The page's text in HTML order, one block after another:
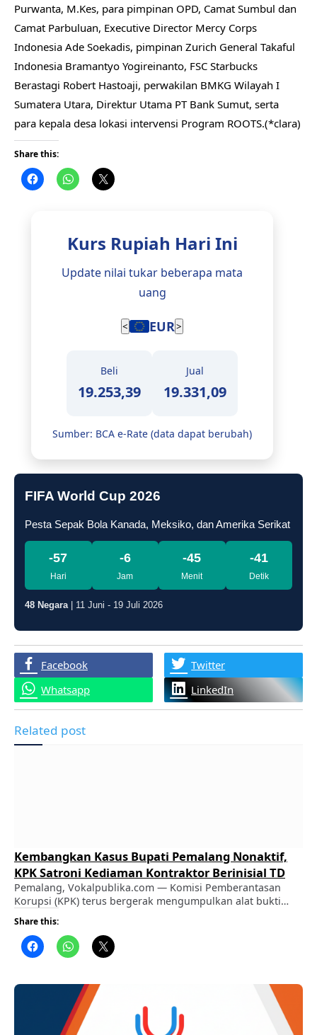
Purwanta, M.Kes, para pimpinan OPD, Camat Sumbul dan
Camat Parbuluan, Executive Director Mercy Corps
Indonesia Ade Soekadis, pimpinan Zurich General Takaful
Indonesia Bramantyo Yogireinanto, FSC Starbucks
Berastagi Robert Hastoaji, perwakilan BMKG Wilayah I
Sumatera Utara, Direktur Utama PT Bank Sumut, serta
para kepala desa lokasi intervensi Program ROOTS.(*clara)
Share this:
Kurs Rupiah Hari Ini
Update nilai tukar beberapa mata
uang
< EUR>
Beli
19.253,39
Jual
19.331,09
Sumber: BCA e-Rate (data dapat berubah)
FIFA World Cup 2026
Pesta Sepak Bola Kanada, Meksiko, dan Amerika Serikat
-57
Hari
-6
Jam
-45
Menit
-42
Detik
48 Negara| 11 Juni - 19 Juli 2026
Facebook
Twitter
Whatsapp
LinkedIn
Related post
Kembangkan Kasus Bupati Pemalang Nonaktif,
KPK Satroni Kediaman Kontraktor Berinisial TD
Pemalang, Vokalpublika.com — Komisi Pemberantasan
Korupsi (KPK) terus bergerak mengumpulkan alat bukti
tambahan pasca-operasi tangkap tangan (OTT) yang
melibatkan Bupati Pemalang nonaktif, Anom Widiyantoro.
ADVERTISEMENT ​Terbaru, penyidik KPK dengan
pengawalan ketat personel Brimob mendatangi kediaman
001/RW 001, Kecamatan Taman, Pemalang, pada Kamis 6
Agustus 2026, pagi. ​Berdasarkan …
Share this: